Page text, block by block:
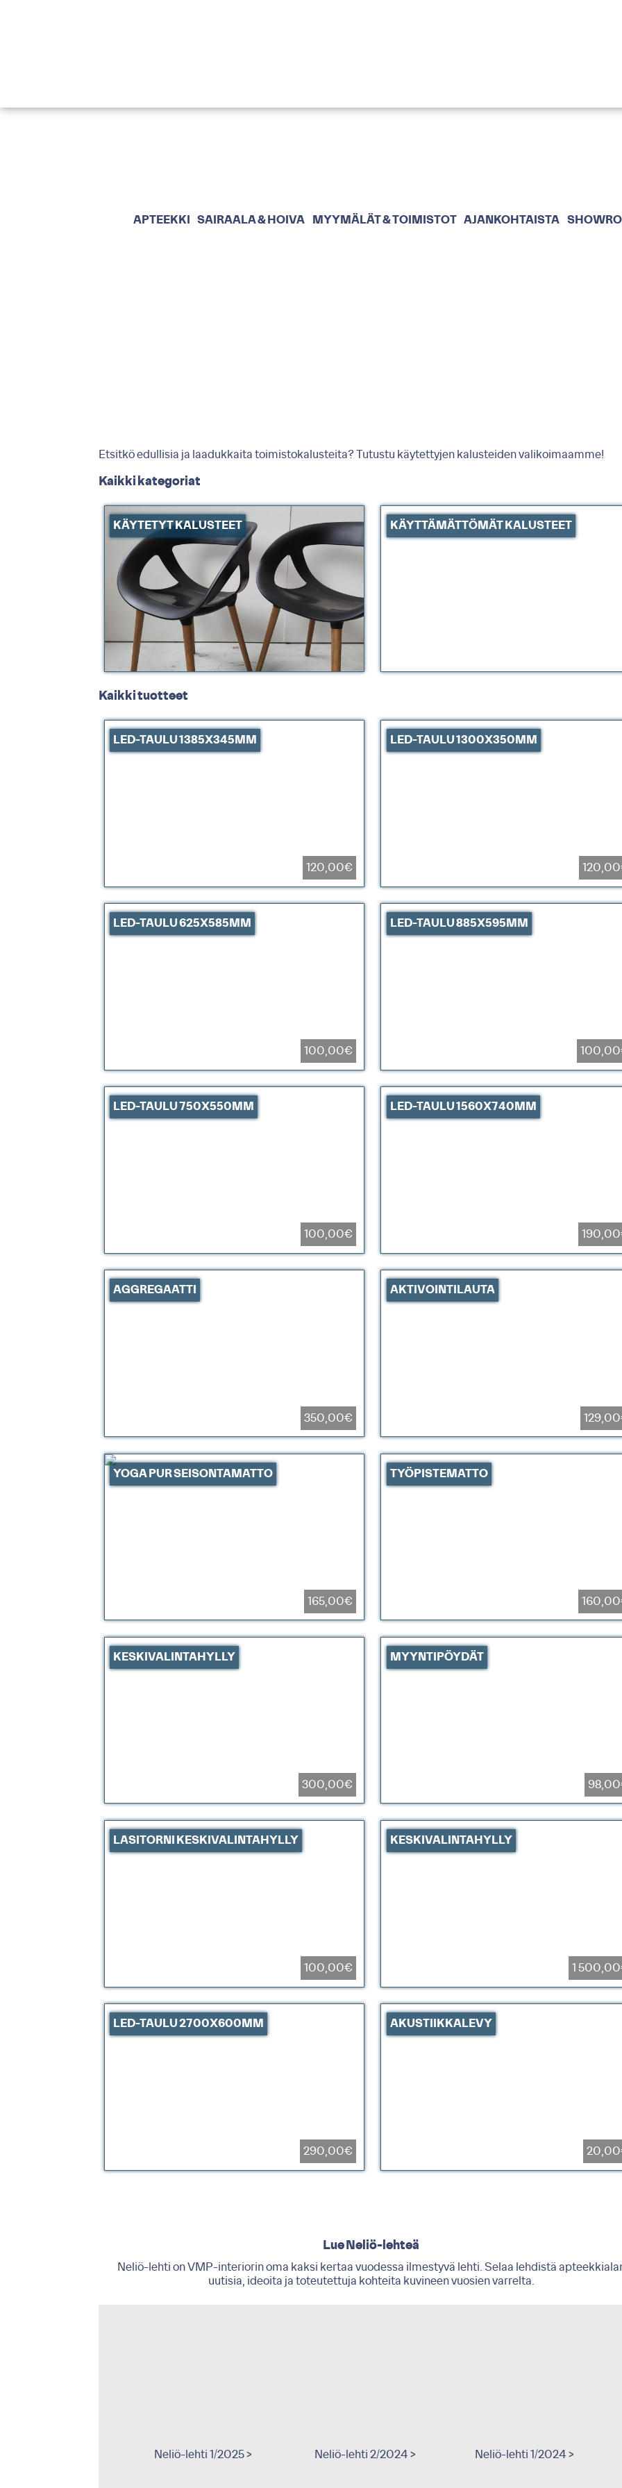
APTEEKKI SAIRAALA & HOIVA MYYMÄLÄT & TOIMISTOT AJANKOHTAISTA
Etsitkö edullisia ja laadukkaita toimistokalusteita? Tutustu käytettyjen kalusteiden valikoimaamme!
Kaikki kategoriat
KÄYTETYT KALUSTEET KÄYTTÄMÄTTÖMÄT KALUSTEET
Kaikki tuotteet
LED-TAULU 1385X345MM
120,00€
LED-TAULU 1300X350MM
LED-TAULU 625X585MM
100,00€
LED-TAULU 885X595MM
LED-TAULU 750X550MM
100,00€
LED-TAULU 1560X740MM
AGGREGAATTI
350,00€
AKTIVOINTILAUTA
YOGA PUR SEISONTAMATTO
165,00€
TYÖPISTEMATTO
KESKIVALINTAHYLLY
300,00€
MYYNTIPÖYDÄT
LASITORNI KESKIVALINTAHYLLY
100,00€
KESKIVALINTAHYLLY
1
LED-TAULU 2700X600MM
290,00€
AKUSTIIKKALEVY
Lue Neliö-lehteä
Neliö-lehti on VMP-interiorin oma kaksi kertaa vuodessa ilmestyvä lehti. Selaa lehdistä
uutisia, ideoita ja toteutettuja kohteita kuvineen vuosien varrelta.
Neliö-lehti 1/2025 > Neliö-lehti 2/2024 > Neliö-lehti 1/2024 >